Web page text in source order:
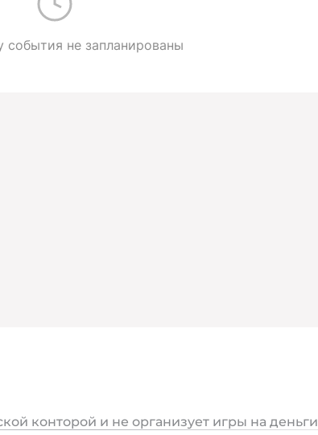
события не запланированы
конторой и не организует игры на деньги